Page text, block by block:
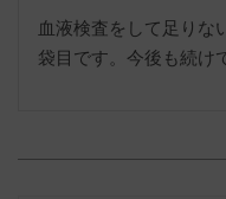
血液検査をして足りな
袋目です。今後も続け